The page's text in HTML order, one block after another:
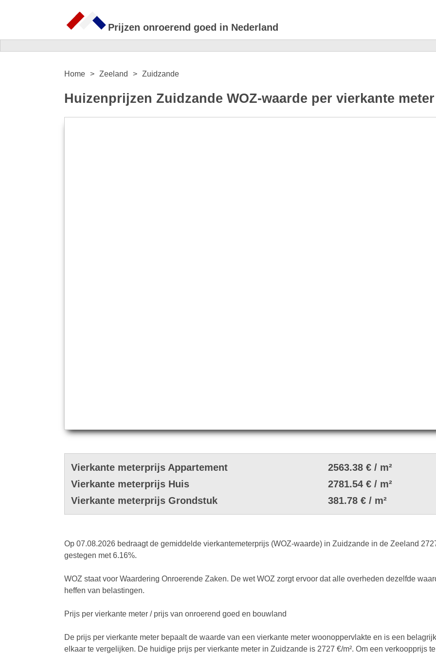
Prijzen onroerend goed in Nederland
Home Zeeland Zuidzande
Huizenprijzen Zuidzande WOZ-waarde per vierkante
Vierkante meterprijs Appartement
2563.38 € / m²
Vierkante meterprijs Huis
2781.54 € / m²
Vierkante meterprijs Grondstuk
381.78 € / m²
Op 07.08.2026 bedraagt de gemiddelde vierkantemeterprijs (WOZ-waarde) in Zuidzande in de Zeeland
gestegen met 6.16%.
WOZ staat voor Waardering Onroerende Zaken. De wet WOZ zorgt ervoor dat alle overheden dezelfde
heffen van belastingen.
Prijs per vierkante meter / prijs van onroerend goed en bouwland
De prijs per vierkante meter bepaalt de waarde van een vierkante meter woonoppervlakte en is een
elkaar te vergelijken. De huidige prijs per vierkante meter in Zuidzande is 2727 €/m². Om een verkoopprijs